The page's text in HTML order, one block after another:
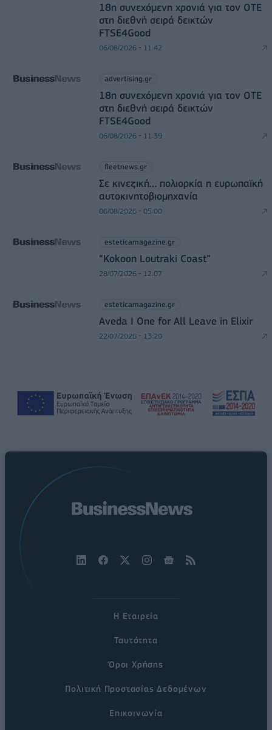
18η συνεχόμενη χρονιά για τον ΟΤΕ
στη διεθνή σειρά δεικτών
FTSE4Good
06/08/2026 - 11:42
advertising.gr
18η συνεχόμενη χρονιά για τον ΟΤΕ
στη διεθνή σειρά δεικτών
FTSE4Good
06/08/2026 - 11:39
fleetnews.gr
Σε κινεζική… πολιορκία η ευρωπαϊκή
αυτοκινητοβιομηχανία
06/08/2026 - 05:00
esteticamagazine.gr
“Kokoon Loutraki Coast”
28/07/2026 - 12:07
esteticamagazine.gr
Aveda I One for All Leave in Elixir
22/07/2026 - 13:20
Η Εταιρεία
Ταυτότητα
Όροι Χρήσης
Πολιτική Προστασίας Δεδομένων
Επικοινωνία